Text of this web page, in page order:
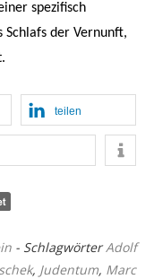
spezifisch
Schlafs der Vernunft,
teilen
- SchlagwörterAdolf
, Judentum, Marc